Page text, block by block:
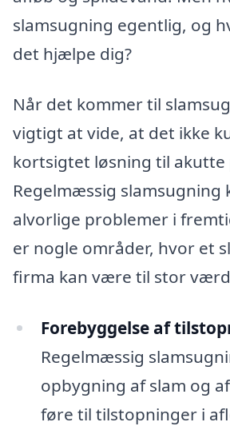
slamsugning egentlig, og
det hjælpe dig?
Når det kommer til
vigtigt at vide, at det ikke
kortsigtet løsning til akutte
Regelmæssig
alvorlige problemer i
er nogle områder, hvor et
firma kan være til stor
Forebyggelse af
Regelmæssig
opbygning af slam og
føre til tilstopninger i